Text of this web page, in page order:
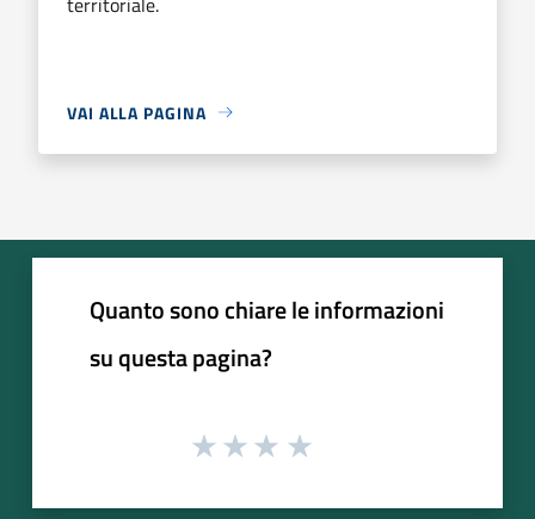
VAI ALLA PAGINA
Quanto sono chiare le informazioni
su questa pagina?